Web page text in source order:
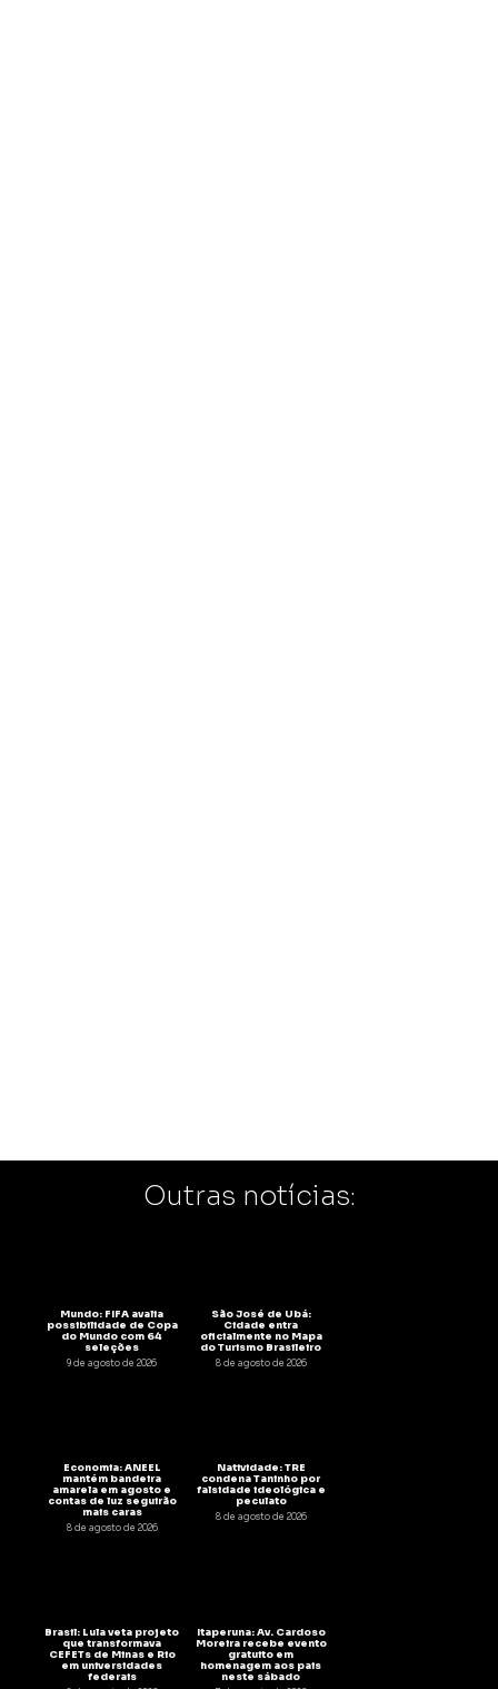
Outras notícias:
Mundo: FIFA avalia
possibilidade de Copa
do Mundo com 64
seleções
9 de agosto de 2026
São José de Ubá:
Cidade entra
oficialmente no Mapa
do Turismo Brasileiro
8 de agosto de 2026
Economia: ANEEL
mantém bandeira
amarela em agosto e
contas de luz seguirão
mais caras
8 de agosto de 2026
Natividade: TRE
condena Taninho por
falsidade ideológica e
peculato
8 de agosto de 2026
Brasil: Lula veta projeto
que transformava
CEFETs de Minas e Rio
em universidades
federais
Itaperuna: Av. Cardoso
Moreira recebe evento
gratuito em
homenagem aos pais
neste sábado